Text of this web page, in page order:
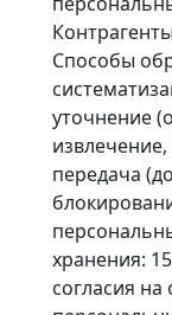
Способы
уточнение
передача
хранения:
согласия